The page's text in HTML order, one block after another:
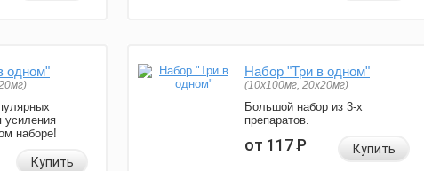
одном"
усиления
наборе!
Купить
Набор "Три в одном"
(10x100мг, 20x20мг)
Большой набор из 3-х
препаратов.
от 117Р Купить